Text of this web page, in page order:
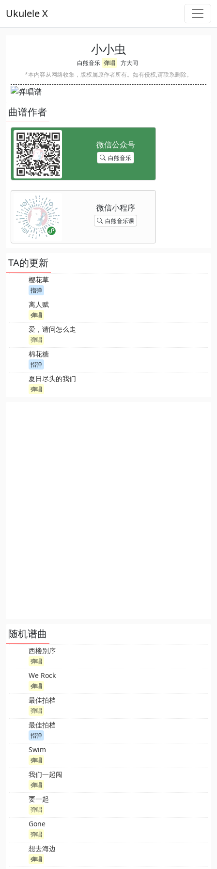
Ukulele X
小小虫
白熊音乐 弹唱
方大同
*本内容从网络收集，版权属原作者所有。如有侵权,请联系删除。
曲谱作者
白熊音乐
白熊音乐课
TA的更新
樱花草
指弹
离人赋
弹唱
爱，请问怎么走
弹唱
棉花糖
指弹
夏日尽头的我们
弹唱
随机谱曲
西楼别序
弹唱
We Rock
弹唱
最佳拍档
弹唱
最佳拍档
指弹
Swim
弹唱
我们一起闯
弹唱
要一起
弹唱
Gone
弹唱
想去海边
弹唱